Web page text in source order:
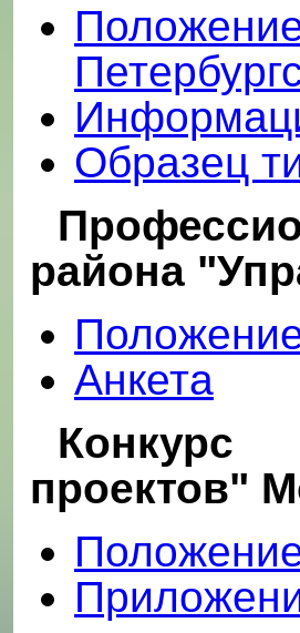
Образец
района
Анкета
Конкурс
проектов"